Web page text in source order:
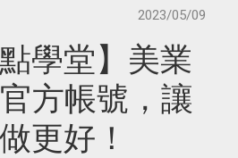
2023/05/09
學堂】美業
方帳號，讓
更好！